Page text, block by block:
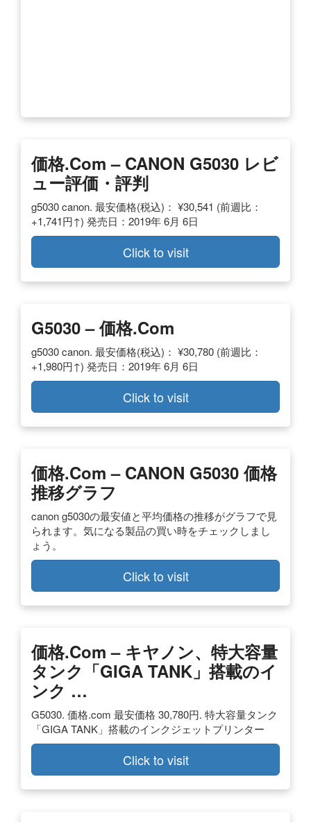
価格.com – CANON G5030 レビ
ュー評価・評判
g5030 canon. 最安価格(税込)： ¥30,541 (前週比：
+1,741円↑) 発売日：2019年 6月 6日
Click to visit
G5030 – 価格.com
g5030 canon. 最安価格(税込)： ¥30,780 (前週比：
+1,980円↑) 発売日：2019年 6月 6日
Click to visit
価格.com – CANON G5030 価格
推移グラフ
canon g5030の最安値と平均価格の推移がグラフで見
られます。気になる製品の買い時をチェックしまし
ょう。
Click to visit
価格.com – キヤノン、特大容量
タンク「GIGA TANK」搭載のイ
ンク …
G5030. 価格.com 最安価格 30,780円. 特大容量タンク
「GIGA TANK」搭載のインクジェットプリンター
Click to visit